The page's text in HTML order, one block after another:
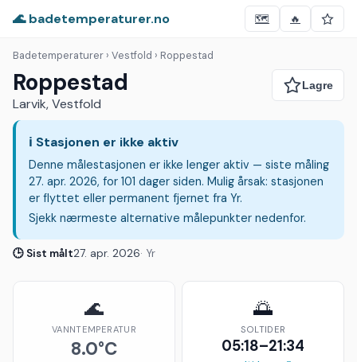
🌊 badetemperaturer.no 🗺️ 🔥
Badetemperaturer › Vestfold › Roppestad
Roppestad
Larvik, Vestfold
ℹ️ Stasjonen er ikke aktiv
Denne målestasjonen er ikke lenger aktiv — siste måling
27. apr. 2026, for 101 dager siden. Mulig årsak: stasjonen
er flyttet eller permanent fjernet fra Yr.
Sjekk nærmeste alternative målepunkter nedenfor.
🕒 Sist målt27. apr. 2026· Yr
🌊
VANNTEMPERATUR
8.0°C
🌅
SOLTIDER
05:18–21:34